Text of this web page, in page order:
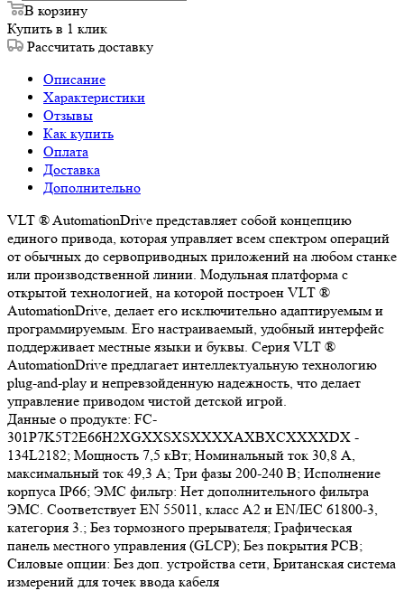
В корзину
Купить в 1 клик
Рассчитать доставку
Описание
Характеристики
Отзывы
Как купить
Оплата
Доставка
Дополнительно
VLT ® AutomationDrive представляет собой концепцию
единого привода, которая управляет всем спектром операций
от обычных до сервоприводных приложений на любом станке
или производственной линии. Модульная платформа с
открытой технологией, на которой построен VLT ®
AutomationDrive, делает его исключительно адаптируемым и
программируемым. Его настраиваемый, удобный интерфейс
поддерживает местные языки и буквы. Серия VLT ®
AutomationDrive предлагает интеллектуальную технологию
plug-and-play и непревзойденную надежность, что делает
управление приводом чистой детской игрой.
Данные о продукте: FC-
301P7K5T2E66H2XGXXSXSXXXXAXBXCXXXXDX -
134L2182; Мощность 7,5 кВт; Номинальный ток 30,8 А,
максимальный ток 49,3 А; Три фазы 200-240 В; Исполнение
корпуса IP66; ЭМС фильтр: Нет дополнительного фильтра
ЭМС. Соответствует EN 55011, класс A2 и EN/IEC 61800-3,
категория 3.; Без тормозного прерывателя; Графическая
панель местного управления (GLCP); Без покрытия РСВ;
Силовые опции: Без доп. устройства сети, Британская система
измерений для точек ввода кабеля